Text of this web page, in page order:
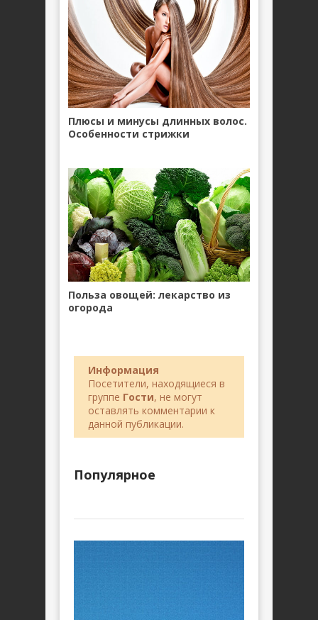
Плюсы и минусы длинных волос.
Особенности стрижки
Польза овощей: лекарство из
огорода
Информация
Посетители, находящиеся в
группе Гости, не могут
оставлять комментарии к
данной публикации.
Популярное